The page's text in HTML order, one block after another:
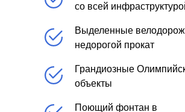
со всей
Выделенные
недорогой прокат
Грандиозные
объекты
Поющий фонтан в